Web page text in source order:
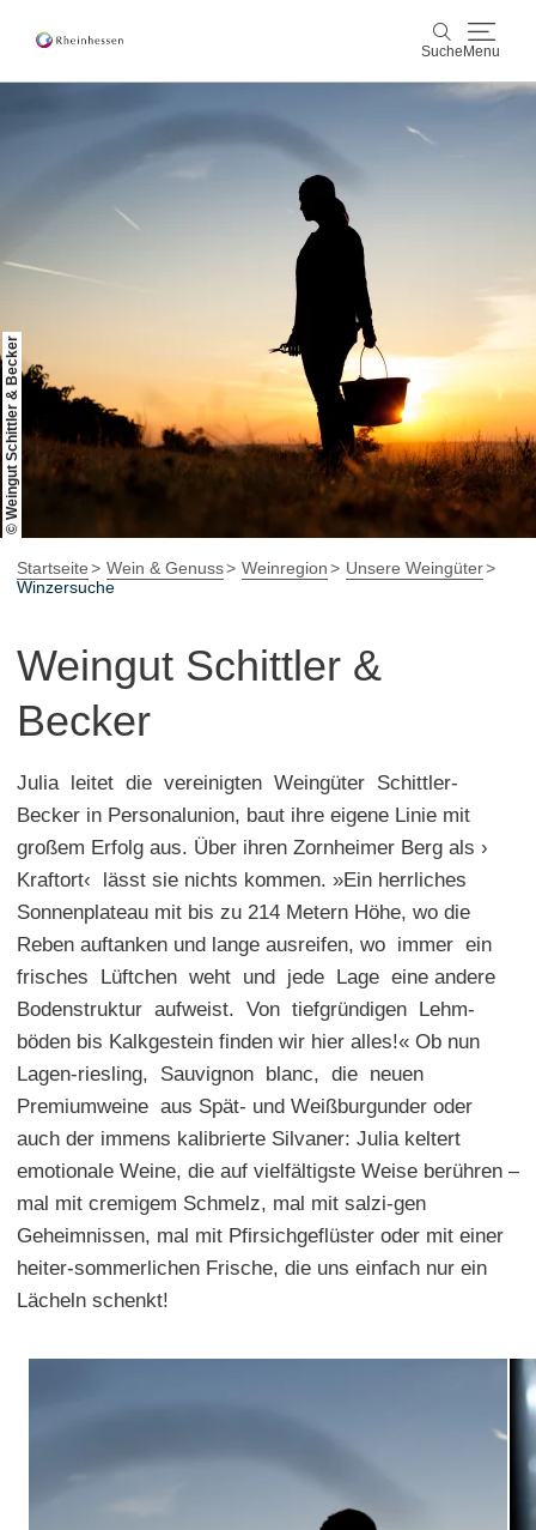
Suche Menu
Wein & Genuss
Aktiv & Natur
Kultur & Städte
Veranstaltungen
Buchung & Service
ShopRheinhessen-Blog Karte
© Weingut Schittler & Becker
Startseite Wein & Genuss Weinregion
Unsere Weingüter
Winzersuche
Weingut Schittler &
Becker
Julia leitet die vereinigten Weingüter Schittler-
Becker in Personalunion, baut ihre eigene Linie mit
großem Erfolg aus. Über ihren Zornheimer Berg als ›
Kraftort‹ lässt sie nichts kommen. »Ein herrliches
Sonnenplateau mit bis zu 214 Metern Höhe, wo die
Reben auftanken und lange ausreifen, wo immer ein
frisches Lüftchen weht und jede Lage eine andere
Bodenstruktur aufweist. Von tiefgründigen Lehm-
böden bis Kalkgestein finden wir hier alles!« Ob nun
Lagen-riesling, Sauvignon blanc, die neuen
Premiumweine aus Spät- und Weißburgunder oder
auch der immens kalibrierte Silvaner: Julia keltert
emotionale Weine, die auf vielfältigste Weise berühren –
mal mit cremigem Schmelz, mal mit salzi-gen
Geheimnissen, mal mit Pfirsichgeflüster oder mit einer
heiter-sommerlichen Frische, die uns einfach nur ein
Lächeln schenkt!